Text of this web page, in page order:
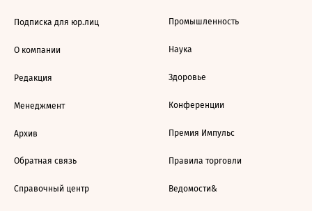
Подписка для юр.лиц
О компании
Редакция
Менеджмент
Архив
Обратная связь
Справочный центр
Промышленность
Наука
Здоровье
Конференции
Премия Импульс
Правила торговли
Ведомости&